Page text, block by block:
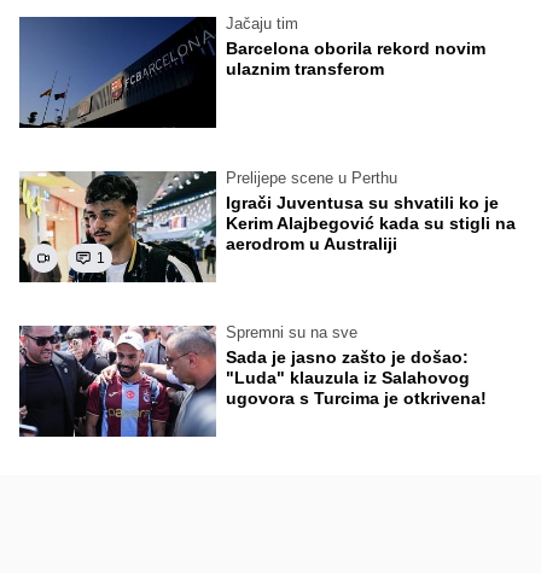
Jačaju tim
Barcelona oborila rekord novim
ulaznim transferom
1
Prelijepe scene u Perthu
Igrači Juventusa su shvatili ko je
Kerim Alajbegović kada su stigli na
aerodrom u Australiji
Spremni su na sve
Sada je jasno zašto je došao:
"Luda" klauzula iz Salahovog
ugovora s Turcima je otkrivena!